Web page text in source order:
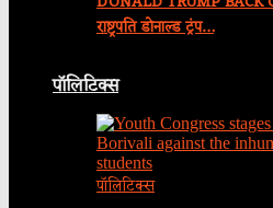
राष्ट्रपति डोनाल्ड ट्रंप…
पॉलिटिक्स
पॉलिटिक्स